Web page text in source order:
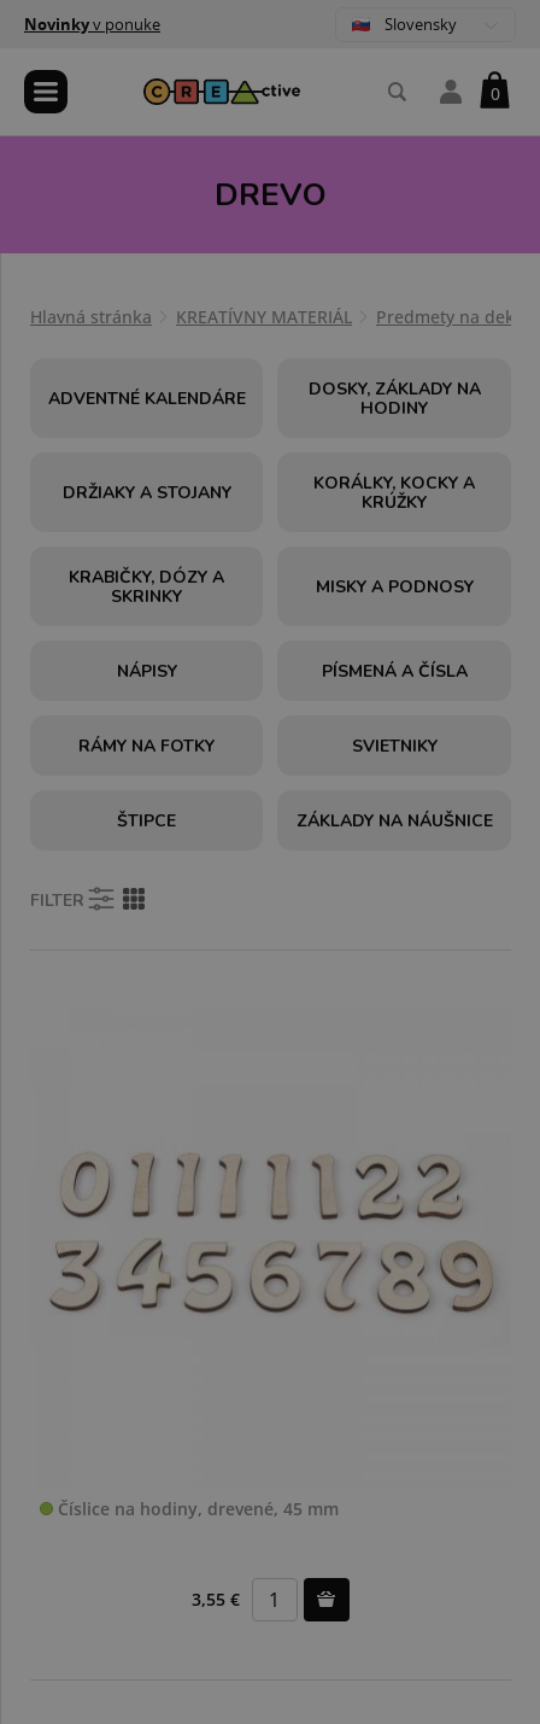
Novinkyv ponuke Slovensky
0
DREVO
Hlavná stránka KREATÍVNY MATERIÁL Predmety na
ADVENTNÉ KALENDÁRE
DOSKY, ZÁKLADY NA
HODINY
DRŽIAKY A STOJANY
KORÁLKY, KOCKY A
KRÚŽKY
KRABIČKY, DÓZY A
SKRINKY
MISKY A PODNOSY
NÁPISY PÍSMENÁ A ČÍSLA
RÁMY NA FOTKY SVIETNIKY
ŠTIPCE ZÁKLADY NA NÁUŠNICE
FILTER
Číslice na hodiny, drevené, 45 mm
3,55 €